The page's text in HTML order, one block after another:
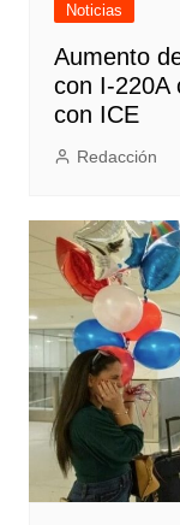
Noticias
Aumento
con I-220A
con ICE
Redacción